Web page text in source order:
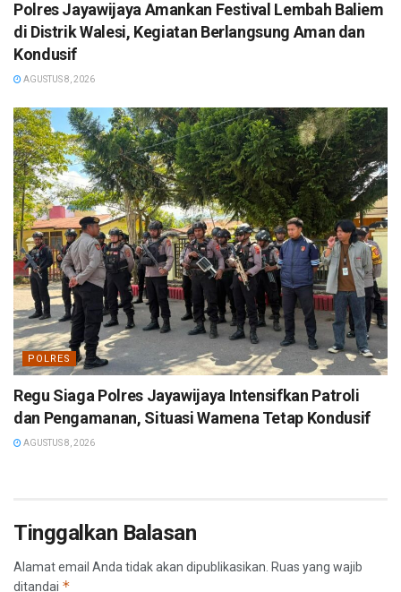
Polres Jayawijaya Amankan Festival Lembah Baliem
di Distrik Walesi, Kegiatan Berlangsung Aman dan
Kondusif
AGUSTUS 8, 2026
POLRES
Regu Siaga Polres Jayawijaya Intensifkan Patroli
dan Pengamanan, Situasi Wamena Tetap Kondusif
AGUSTUS 8, 2026
Tinggalkan Balasan
Alamat email Anda tidak akan dipublikasikan. Ruas yang wajib
ditandai *